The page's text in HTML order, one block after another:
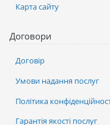
Карта сайту
Договори
Договір
Умови надання послуг
Політика
Гарантія якості послуг